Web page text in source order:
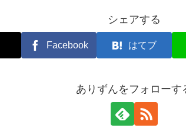
シェアする
Facebook はてブ
ありずんをフォローす